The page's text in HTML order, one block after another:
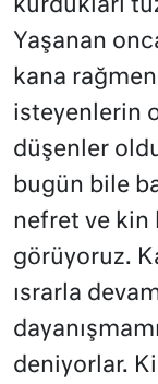
kurdukları
Yaşanan
kana
isteyenlerin
düşenler
bugün bile
nefret ve kin
görüyoruz.
ısrarla
deniyorlar.